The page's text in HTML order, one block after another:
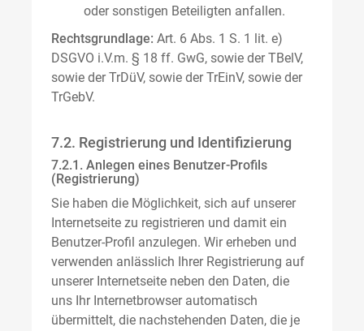
oder sonstigen Beteiligten anfallen.
Rechtsgrundlage: Art. 6 Abs. 1 S. 1 lit. e)
DSGVO i.V.m. § 18 ff. GwG, sowie der TBelV,
sowie der TrDüV, sowie der TrEinV, sowie der
TrGebV.
7.2. Registrierung und Identifizierung
7.2.1. Anlegen eines Benutzer-Profils
(Registrierung)
Sie haben die Möglichkeit, sich auf unserer
Internetseite zu registrieren und damit ein
Benutzer-Profil anzulegen. Wir erheben und
verwenden anlässlich Ihrer Registrierung auf
unserer Internetseite neben den Daten, die
uns Ihr Internetbrowser automatisch
übermittelt, die nachstehenden Daten, die je